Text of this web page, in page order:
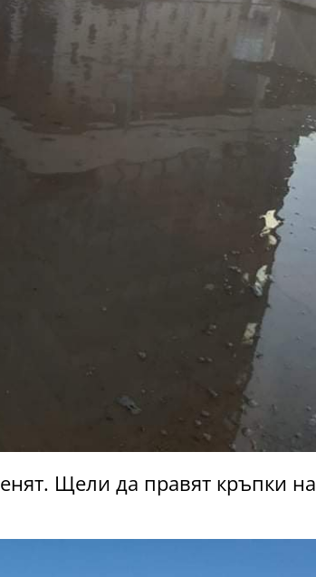
Щели да правят кръпки на